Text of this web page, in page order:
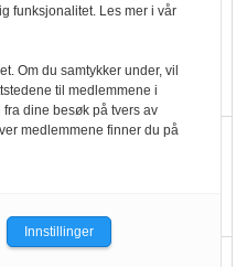
norske
Trues av
funksjonalitet. Les mer i vår
Om du samtykker under, vil
til medlemmene i
dine besøk på tvers av
medlemmene finner du på
Innstillinger